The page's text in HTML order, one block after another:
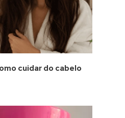
cuidar do cabelo